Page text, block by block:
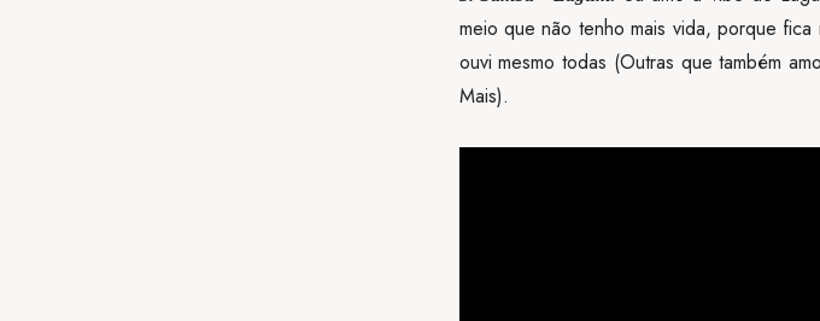
meio que não tenho mais vida, porque
ouvi mesmo todas (Outras que também
Mais).